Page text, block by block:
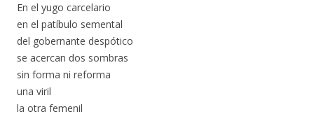
En el yugo carcelario
en el patíbulo semental
del gobernante despótico
se acercan dos sombras
sin forma ni reforma
una viril
la otra femenil